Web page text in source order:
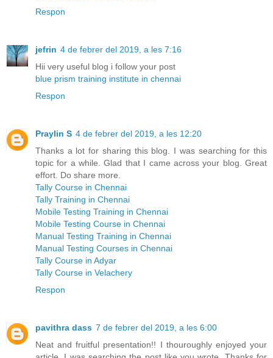
Respon
jefrin 4 de febrer del 2019, a les 7:16
Hii very useful blog i follow your post
blue prism training institute in chennai
Respon
Praylin S 4 de febrer del 2019, a les 12:20
Thanks a lot for sharing this blog. I was searching for this
topic for a while. Glad that I came across your blog. Great
effort. Do share more.
Tally Course in Chennai
Tally Training in Chennai
Mobile Testing Training in Chennai
Mobile Testing Course in Chennai
Manual Testing Training in Chennai
Manual Testing Courses in Chennai
Tally Course in Adyar
Tally Course in Velachery
Respon
pavithra dass 7 de febrer del 2019, a les 6:00
Neat and fruitful presentation!! I thouroughly enjoyed your